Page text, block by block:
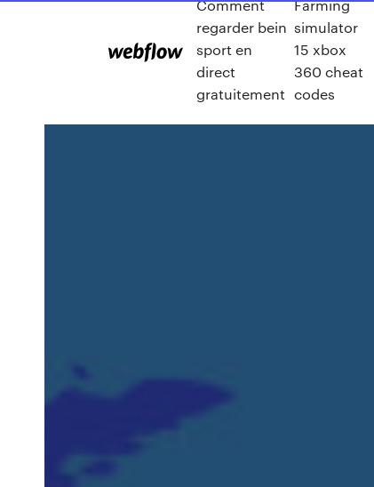
Comment
regarder bein
sport en
direct
gratuitement
Farming
simulator
15 xbox
360 cheat
codes